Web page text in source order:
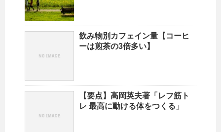
飲み物別カフェイン量【コーヒ
ーは煎茶の3倍多い】
【要点】高岡英夫著「レフ筋ト
レ 最高に動ける体をつくる」